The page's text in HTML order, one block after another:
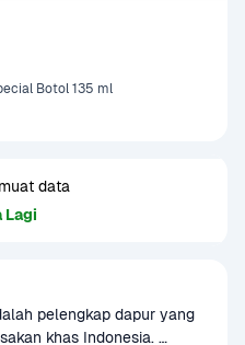
Botol 135 ml
data
Lagi
pelengkap dapur yang
khas Indonesia.